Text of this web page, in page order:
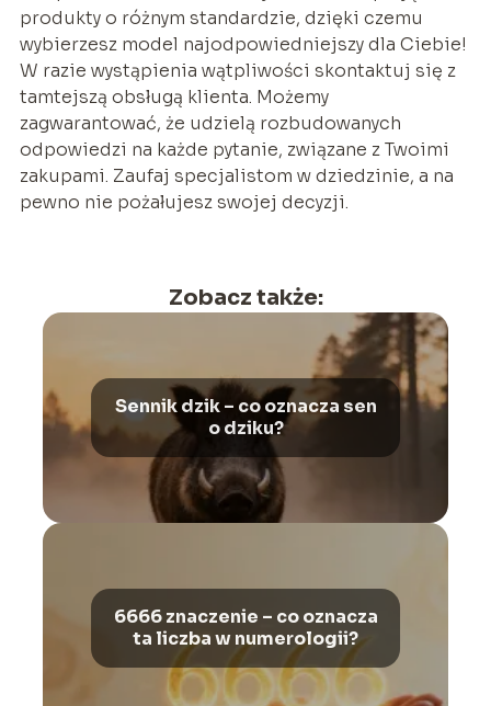
produkty o różnym standardzie, dzięki czemu
wybierzesz model najodpowiedniejszy dla Ciebie!
W razie wystąpienia wątpliwości skontaktuj się z
tamtejszą obsługą klienta. Możemy
zagwarantować, że udzielą rozbudowanych
odpowiedzi na każde pytanie, związane z Twoimi
zakupami. Zaufaj specjalistom w dziedzinie, a na
pewno nie pożałujesz swojej decyzji.
Zobacz także:
Sennik dzik – co oznacza sen
o dziku?
6666 znaczenie – co oznacza
ta liczba w numerologii?